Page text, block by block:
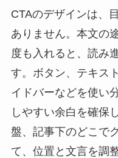
CTAのデザインは、
ありません。本文の
度も入れると、読み
す。ボタン、テキス
イドバーなどを使い
しやすい余白を確保
盤、記事下のどこで
て、位置と文言を調